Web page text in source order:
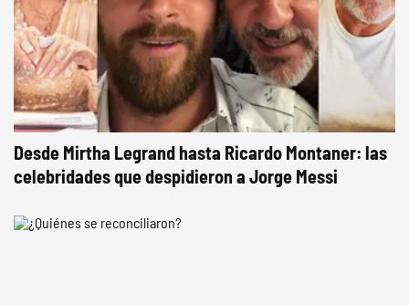
Desde Mirtha Legrand hasta Ricardo Montaner: las
celebridades que despidieron a Jorge Messi